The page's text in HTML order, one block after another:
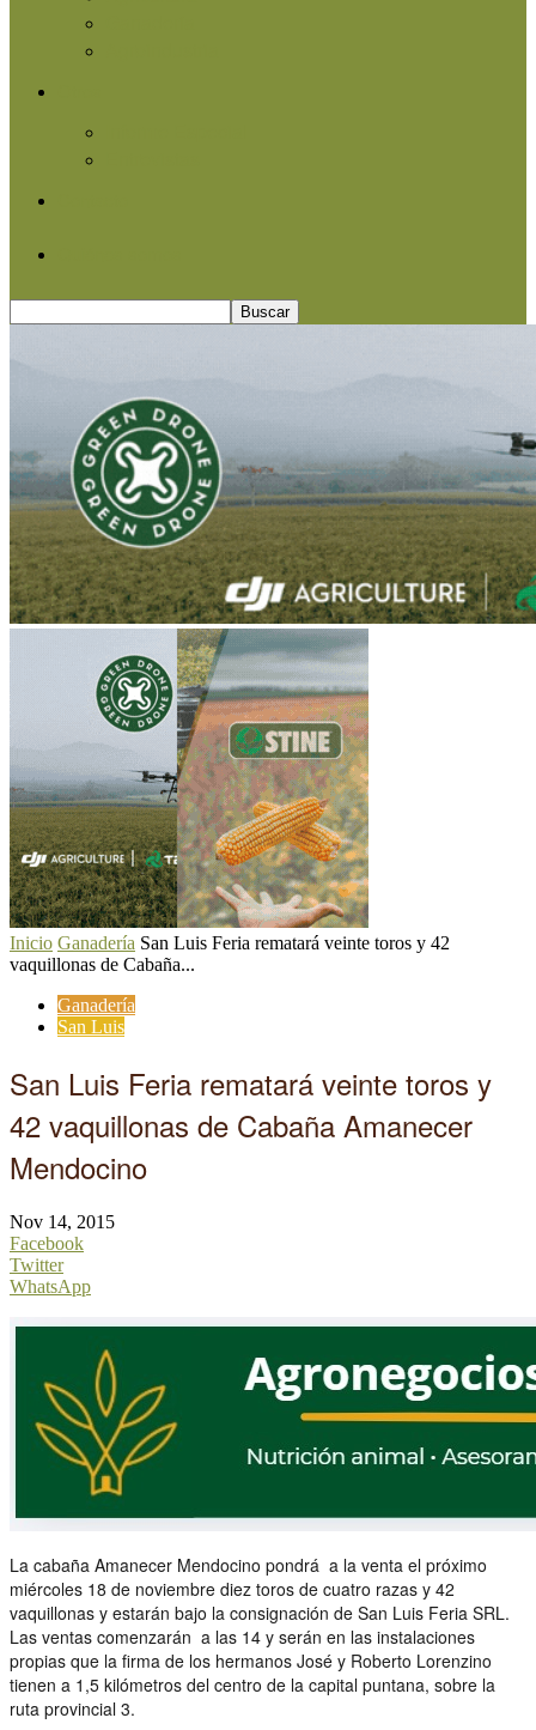
Inicio Ganadería San Luis Feria rematará veinte toros y 42
vaquillonas de Cabaña...
Ganadería
San Luis
San Luis Feria rematará veinte toros y
42 vaquillonas de Cabaña Amanecer
Mendocino
Nov 14, 2015
Facebook
Twitter
WhatsApp
La cabaña Amanecer Mendocino pondrá a la venta el próximo
miércoles 18 de noviembre diez toros de cuatro razas y 42
vaquillonas y estarán bajo la consignación de San Luis Feria SRL.
Las ventas comenzarán a las 14 y serán en las instalaciones
propias que la firma de los hermanos José y Roberto Lorenzino
tienen a 1,5 kilómetros del centro de la capital puntana, sobre la
ruta provincial 3.